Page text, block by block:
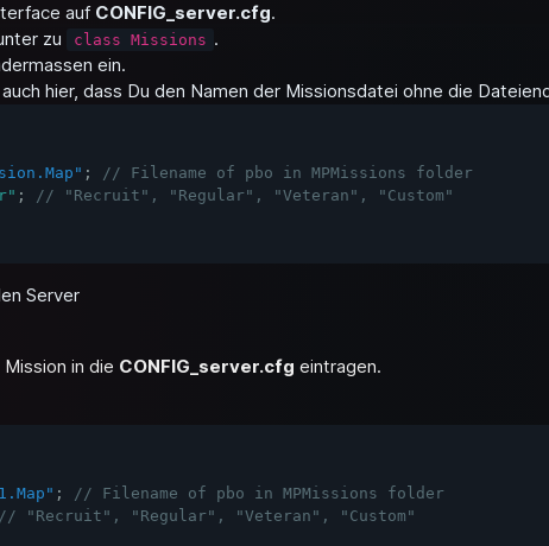
auf CONFIG_server.cfg.
zu
class Missions .
ein.
hier, dass Du den Namen der Missionsdatei ohne die
;
;
Server
in die CONFIG_server.cfg eintragen.
;